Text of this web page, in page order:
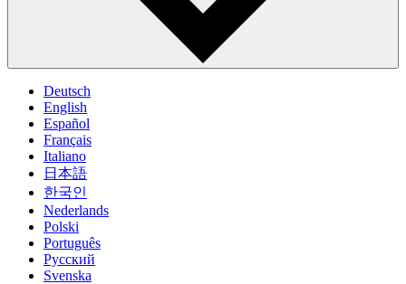
Deutsch
English
Español
Français
Italiano
日本語
한국인
Nederlands
Polski
Português
Pусский
Svenska